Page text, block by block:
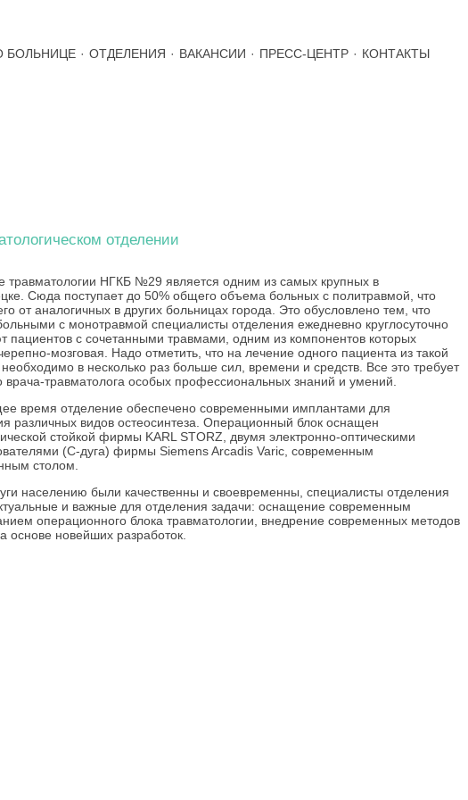
БОЛЬНИЦЕ · ОТДЕЛЕНИЯ · ВАКАНСИИ · ПРЕСС-ЦЕНТР · КОНТАКТЫ
отделении
травматологии НГКБ №29 является одним из самых крупных в
Сюда поступает до 50% общего объема больных с политравмой, что
от аналогичных в других больницах города. Это обусловлено тем, что
с монотравмой специалисты отделения ежедневно круглосуточно
пациентов с сочетанными травмами, одним из компонентов которых
мозговая. Надо отметить, что на лечение одного пациента из такой
необходимо в несколько раз больше сил, времени и средств. Все это требует
врача-травматолога особых профессиональных знаний и умений.
время отделение обеспечено современными имплантами для
различных видов остеосинтеза. Операционный блок оснащен
стойкой фирмы KARL STORZ, двумя электронно-оптическими
(С-дуга) фирмы Siemens Arcadis Varic, современным
столом.
населению были качественны и своевременны, специалисты отделения
и важные для отделения задачи: оснащение современным
операционного блока травматологии, внедрение современных методов
основе новейших разработок.